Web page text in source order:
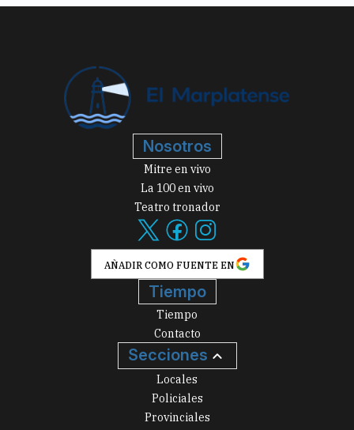
Nosotros
Mitre en vivo
La 100 en vivo
Teatro tronador
AÑADIR COMO FUENTE EN
Tiempo
Tiempo
Contacto
Secciones
Locales
Policiales
Provinciales